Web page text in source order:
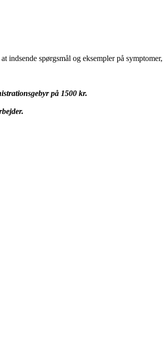
spørgsmål og eksempler på
på 1500 kr.